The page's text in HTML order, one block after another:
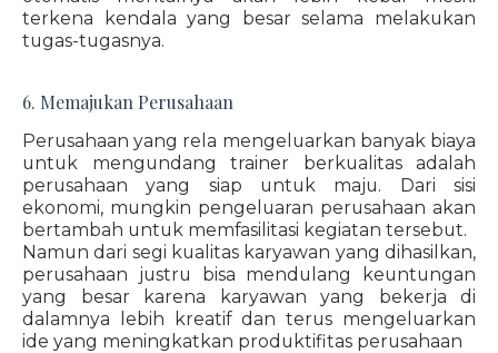
terkena kendala yang besar selama melakukan
tugas-tugasnya.
6. Memajukan Perusahaan
Perusahaan yang rela mengeluarkan banyak biaya
untuk mengundang trainer berkualitas adalah
perusahaan yang siap untuk maju. Dari sisi
ekonomi, mungkin pengeluaran perusahaan akan
bertambah untuk memfasilitasi kegiatan tersebut.
Namun dari segi kualitas karyawan yang dihasilkan,
perusahaan justru bisa mendulang keuntungan
yang besar karena karyawan yang bekerja di
dalamnya lebih kreatif dan terus mengeluarkan
ide yang meningkatkan produktifitas perusahaan